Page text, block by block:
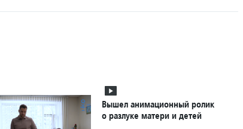
Вышел анимационный ролик
о разлуке матери и детей